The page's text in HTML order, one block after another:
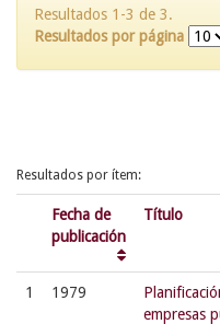
Resultados 1-3 de 3.
Resultados por página
Resultados por ítem:
Fecha de
publicación
Título
1 1979
empresas